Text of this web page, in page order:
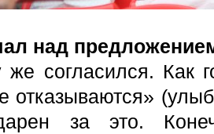
над
согласился. Как
отказываются»
за это.